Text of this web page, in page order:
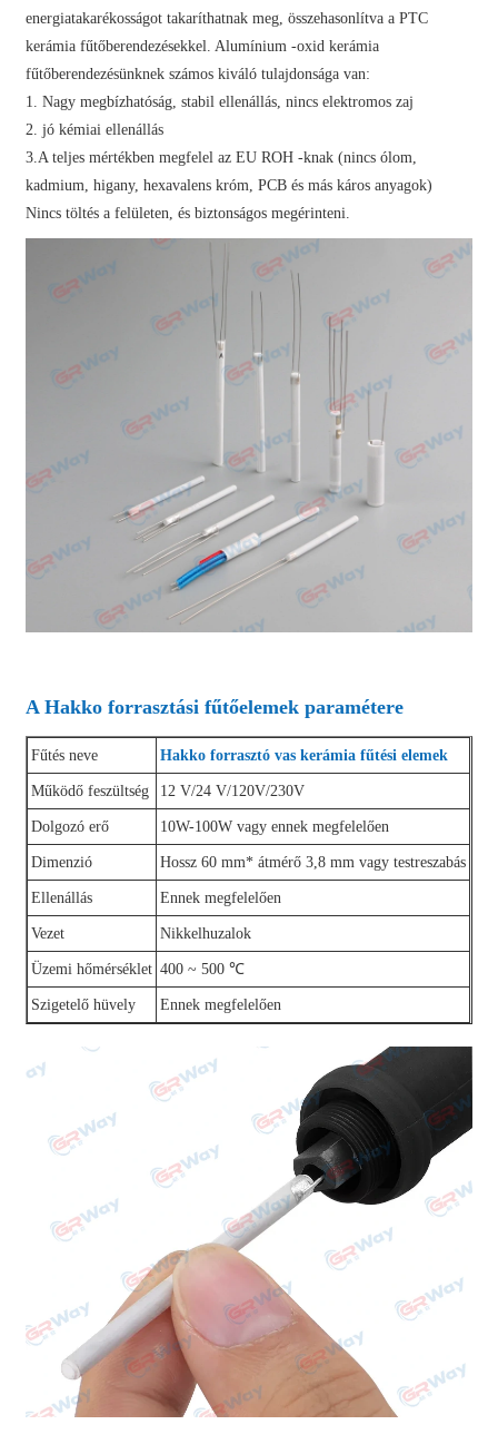
energiatakarékosságot takaríthatnak meg, összehasonlítva a PTC
kerámia fűtőberendezésekkel. Alumínium -oxid kerámia
fűtőberendezésünknek számos kiváló tulajdonsága van:
1. Nagy megbízhatóság, stabil ellenállás, nincs elektromos zaj
2. jó kémiai ellenállás
3.A teljes mértékben megfelel az EU ROH -knak (nincs ólom,
kadmium, higany, hexavalens króm, PCB és más káros anyagok)
Nincs töltés a felületen, és biztonságos megérinteni.
A Hakko forrasztási fűtőelemek paramétere
Fűtés neve Hakko forrasztó vas kerámia fűtési elemek
Működő feszültség 12 V/24 V/120V/230V
Dolgozó erő 10W-100W vagy ennek megfelelően
Dimenzió Hossz 60 mm* átmérő 3,8 mm vagy testreszabás
Ellenállás Ennek megfelelően
Vezet Nikkelhuzalok
Üzemi hőmérséklet 400 ~ 500 ℃
Szigetelő hüvely Ennek megfelelően